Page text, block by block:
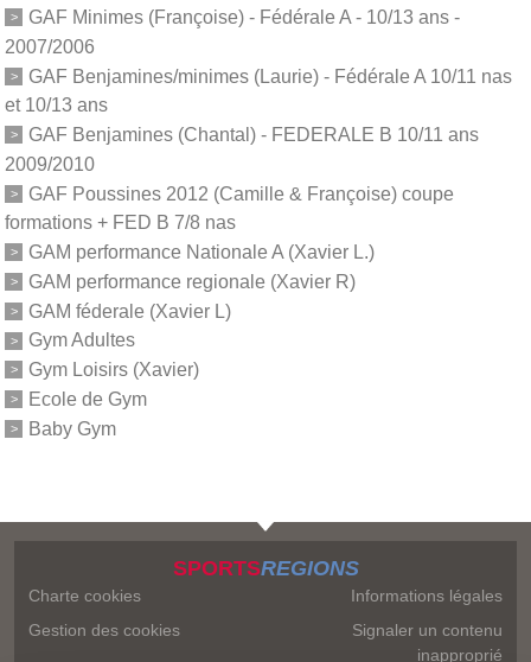
GAF Minimes (Françoise) - Fédérale A - 10/13 ans -
2007/2006
GAF Benjamines/minimes (Laurie) - Fédérale A 10/11 nas
et 10/13 ans
GAF Benjamines (Chantal) - FEDERALE B 10/11 ans
2009/2010
GAF Poussines 2012 (Camille & Françoise) coupe
formations + FED B 7/8 nas
GAM performance Nationale A (Xavier L.)
GAM performance regionale (Xavier R)
GAM féderale (Xavier L)
Gym Adultes
Gym Loisirs (Xavier)
Ecole de Gym
Baby Gym
SPORTSREGIONS
Charte cookies
Gestion des cookies
Informations légales
Signaler un contenu
inapproprié